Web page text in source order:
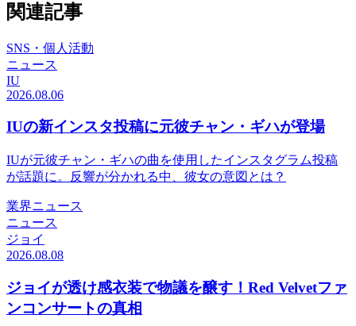
関連記事
SNS・個人活動
ニュース
IU
2026.08.06
IUの新インスタ投稿に元彼チャン・ギハが登場
IUが元彼チャン・ギハの曲を使用したインスタグラム投稿
が話題に。反響が分かれる中、彼女の意図とは？
業界ニュース
ニュース
ジョイ
2026.08.08
ジョイが透け感衣装で物議を醸す！Red Velvetファ
ンコンサートの真相